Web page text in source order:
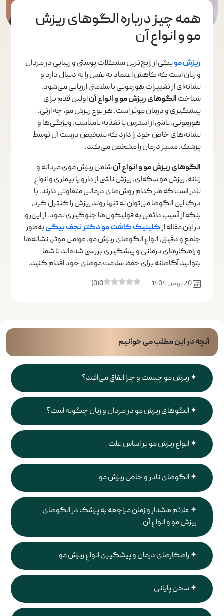
همه چیز درباره الگوهای ریزش
مو و انواع آن
ریزش مویکی از رایج‌ترین مشکلات پوستی و زیبایی در مردان
و زنان است که کاهش اعتماد به نفس را به دنبال دارد و
نشانه‌ای از تغییرات هورمونی یا سلامتی ارزیابی می‌شود.
شناختالگوهای ریزش مو و انواع آناولین قدم برای
پیشگیری و درمان موثر است. هر نوع ریزش مو، چه ارثی،
هورمونی، ناشی از استرس یا تغذیه نامناسب، ویژگی‌ها و
نشانه‌های خاص خود را دارد که تشخیص درست آن توسط
پزشک، مسیر درمان را مشخص می‌کند.
الگوهای ریزش مو و انواع آنشامل ریزش موی مردانه و
زنانه، ریزش مو سکه‌ای، ریزش ناشی از دارو یا بیماری و انواع
نادر است که هر کدام روش‌های درمانی متفاوتی دارند. با
درک این الگوها می‌توان نه تنها روند ریزش را کنترل کرد،
بلکه از آسیب دائمی به فولیکول‌ها جلوگیری نمود. از این‌رو
در این مقاله ازکلینیک کاشت مو دکتر نجف بیگیبه‌طور
جامع و دقیق، انواع الگوهای ریزش مو، عوامل موثر، نشانه‌ها
و راهکارهای درمانی و پیشگیری بررسی شده‌اند تا شما
بتوانید آگاهانه برای حفظ سلامت موهای خود اقدام کنید.
20 بهمن 1404 0
(
0
)
آنچه در این مطلب می خوانیم
ریزش مو چیست و چرا اتفاق می‌افتد؟
الگوهای ریزش مو در مردان و زنان چگونه است؟
انواع ریزش مو بر اساس علت
الگوهای نادر و خاص ریزش مو
علائم هشدار و زمان مراجعه به پزشک در الگوهای
ریزش مو و انواع آن
راهکارهای درمان و پیشگیری انواع ریزش مو
سخن پایانی